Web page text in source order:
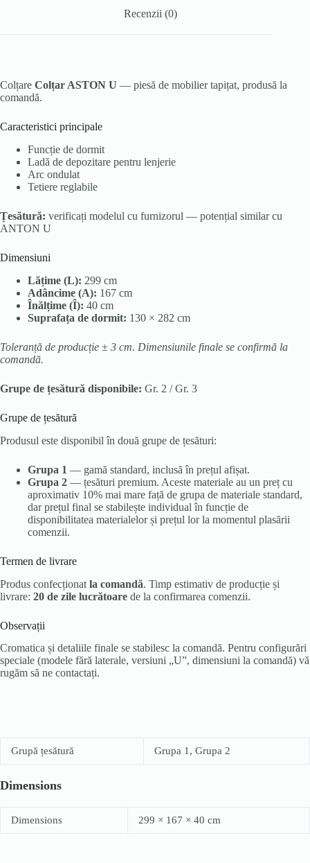
Recenzii (0)
Colțare Colțar ASTON U — piesă de mobilier tapițat, produsă la
comandă.
Caracteristici principale
Funcție de dormit
Ladă de depozitare pentru lenjerie
Arc ondulat
Tetiere reglabile
Țesătură: verificați modelul cu furnizorul — potențial similar cu
ANTON U
Dimensiuni
Lățime (L): 299 cm
Adâncime (A): 167 cm
Înălțime (Î): 40 cm
Suprafața de dormit: 130 × 282 cm
Toleranță de producție ± 3 cm. Dimensiunile finale se confirmă la
comandă.
Grupe de țesătură disponibile: Gr. 2 / Gr. 3
Grupe de țesătură
Produsul este disponibil în două grupe de țesături:
Grupa 1 — gamă standard, inclusă în prețul afișat.
Grupa 2 — țesături premium. Aceste materiale au un preț cu
aproximativ 10% mai mare față de grupa de materiale standard,
dar prețul final se stabilește individual în funcție de
disponibilitatea materialelor și prețul lor la momentul plasării
comenzii.
Termen de livrare
Produs confecționat la comandă. Timp estimativ de producție și
livrare: 20 de zile lucrătoare de la confirmarea comenzii.
Observații
Cromatica și detaliile finale se stabilesc la comandă. Pentru configurări
speciale (modele fără laterale, versiuni „U”, dimensiuni la comandă) vă
rugăm să ne contactați.
Grupă țesătură Grupa 1, Grupa 2
Dimensions
Dimensions 299 × 167 × 40 cm